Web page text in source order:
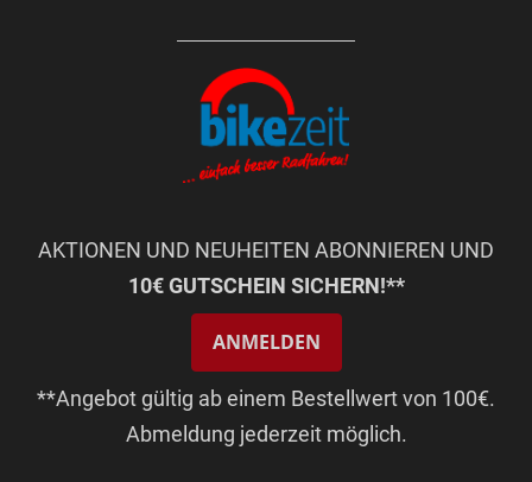
AKTIONEN UND NEUHEITEN ABONNIEREN UND
10€ GUTSCHEIN SICHERN!**
ANMELDEN
**Angebot gültig ab einem Bestellwert von 100€.
Abmeldung jederzeit möglich.